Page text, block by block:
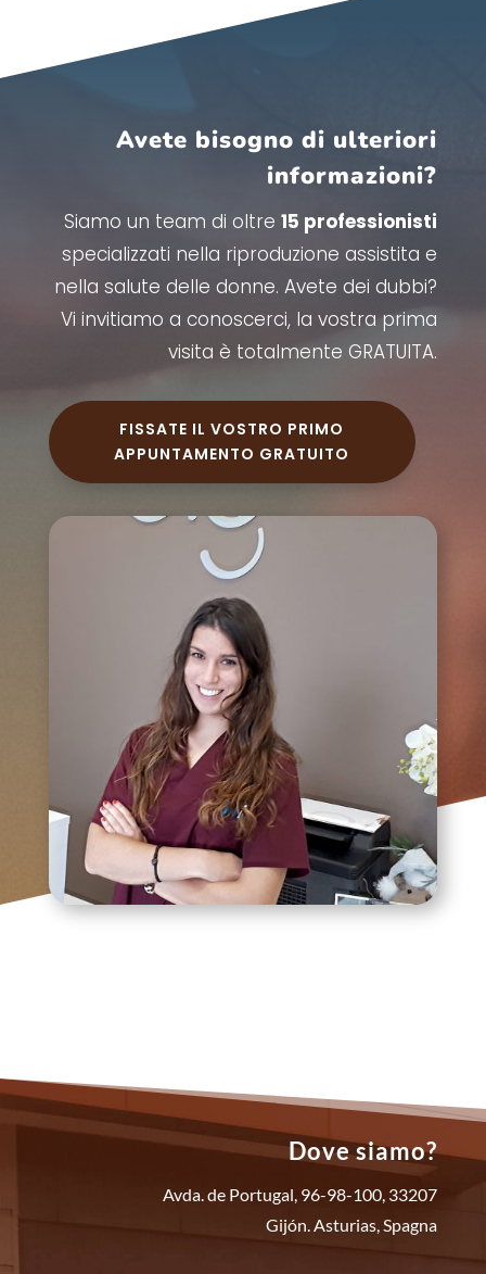
Avete bisogno di ulteriori
informazioni?
Siamo un team di oltre15 professionisti
specializzati nella riproduzione assistita e
nella salute delle donne. Avete dei dubbi?
Vi invitiamo a conoscerci, la vostra prima
visita è totalmente GRATUITA.
FISSATE IL VOSTRO PRIMO
APPUNTAMENTO GRATUITO
Dove siamo?
Avda. de Portugal, 96-98-100, 33207
Gijón. Asturias, Spagna